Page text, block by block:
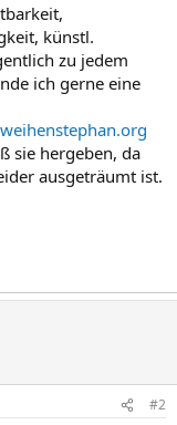
künstl.
zu jedem
ich gerne eine
sie hergeben, da
ausgeträumt ist.
#2